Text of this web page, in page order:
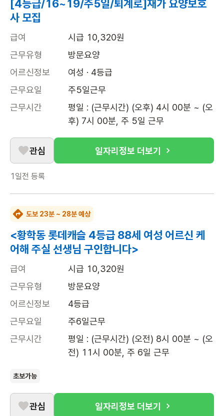
[4등급/16~19/주5일/퇴계로]재가 요양보호
사 모집
급여
시급 10,320원
근무유형
방문요양
어르신정보
여성 · 4등급
근무요일
주5일근무
근무시간
평일 : (근무시간) (오후) 4시 00분 ~ (오
후) 7시 00분, 주 5일 근무
관심 일자리정보 더보기
1일전 등록
도보 23분 ~ 28분 예상
<황학동 롯데캐슬 4등급 88세 여성 어르신 케
어해 주실 선생님 구인합니다>
급여
시급 10,320원
근무유형
방문요양
어르신정보
4등급
근무요일
주6일근무
근무시간
평일 : (근무시간) (오전) 8시 00분 ~ (오
전) 11시 00분, 주 6일 근무
초보가능
관심 일자리정보 더보기